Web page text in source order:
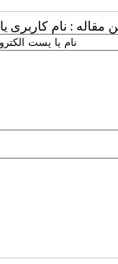
مقاله : نام کاربری